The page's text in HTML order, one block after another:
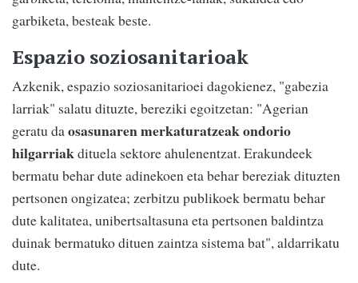
garbiketa, besteak beste.
Espazio soziosanitarioak
Azkenik, espazio soziosanitarioei dagokienez, "gabezia
larriak" salatu dituzte, bereziki egoitzetan: "Agerian
geratu daosasunaren merkaturatzeak ondorio
hilgarriakdituela sektore ahulenentzat. Erakundeek
bermatu behar dute adinekoen eta behar bereziak dituzten
pertsonen ongizatea; zerbitzu publikoek bermatu behar
dute kalitatea, unibertsaltasuna eta pertsonen baldintza
duinak bermatuko dituen zaintza sistema bat", aldarrikatu
dute.